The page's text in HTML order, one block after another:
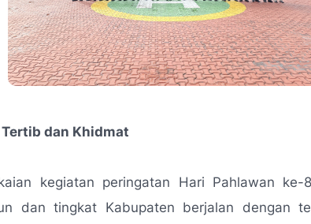
dan Khidmat
kegiatan peringatan Hari Pahlawan ke-
dan tingkat Kabupaten berjalan dengan